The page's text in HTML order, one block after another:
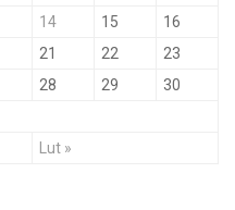
Lut »
14 15
16
21 22
23
28 29
30